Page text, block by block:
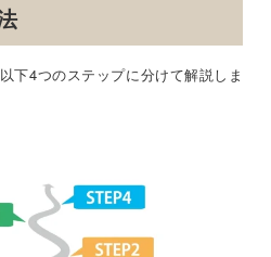
下4つのステップに分けて解説しま